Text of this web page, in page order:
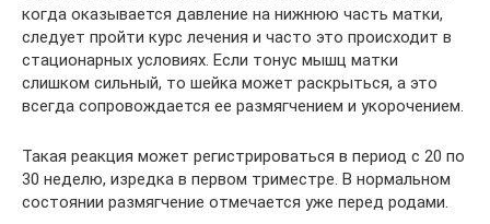
когда оказывается давление на нижнюю часть матки,
следует пройти курс лечения и часто это происходит в
стационарных условиях. Если тонус мышц матки
слишком сильный, то шейка может раскрыться, а это
всегда сопровождается ее размягчением и укорочением.
Такая реакция может регистрироваться в период с 20 по
30 неделю, изредка в первом триместре. В нормальном
состоянии размягчение отмечается уже перед родами.